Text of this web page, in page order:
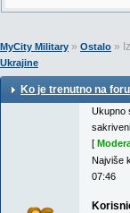
MyCity Military » Ostalo »
Ukrajine
Ko je trenutno na
Ukupno
[
Najviše
07:46